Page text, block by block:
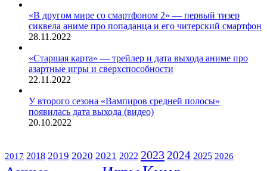
«В другом мире со смартфоном 2» — первый тизер
сиквела аниме про попаданца и его читерский смартфон
28.11.2022
«Старшая карта» — трейлер и дата выхода аниме про
азартные игры и сверхспособности
22.11.2022
У второго сезона «Вампиров средней полосы»
появилась дата выхода (видео)
20.10.2022
2017 2018 2019 2020 2021 2022 2023 2024 2025 2026